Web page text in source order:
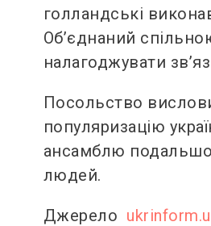
голландські
Об’єднаний
налагоджувати
Посольство
популяризацію
ансамблю
людей.
Джерело